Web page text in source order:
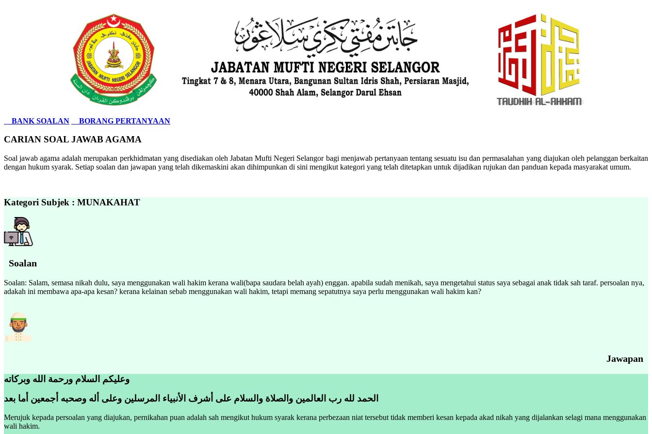
BANK SOALAN BORANG PERTANYAAN
CARIAN SOAL JAWAB AGAMA
Soal jawab agama adalah merupakan perkhidmatan yang disediakan oleh Jabatan Mufti Negeri Selangor bagi menjawab pertanyaan tentang sesuatu isu dan permasalahan yang diajukan oleh pelanggan berkaitan
dengan hukum syarak. Setiap soalan dan jawapan yang telah dikemaskini akan dihimpunkan di sini mengikut kategori yang telah ditetapkan untuk dijadikan rujukan dan panduan kepada masyarakat umum.
Kategori Subjek : MUNAKAHAT
Soalan
Soalan: Salam, semasa nikah dulu, saya menggunakan wali hakim kerana wali(bapa saudara belah ayah) enggan. apabila sudah menikah, saya mengetahui status saya sebagai anak tidak sah taraf. persoalan nya,
adakah ini membawa apa-apa kesan? kerana kelainan sebab menggunakan wali hakim, tetapi memang sepatutnya saya perlu menggunakan wali hakim kan?
Jawapan
الحمد لله رب العالمين والصلاة والسلام على أشرف الأنبياء المرسلين وعلى أله وصحبه أجمعين أما بعد
Merujuk kepada persoalan yang diajukan, pernikahan puan adalah sah mengikut hukum syarak kerana perbezaan niat tersebut tidak memberi kesan kepada akad nikah yang dijalankan selagi mana menggunakan
wali hakim.